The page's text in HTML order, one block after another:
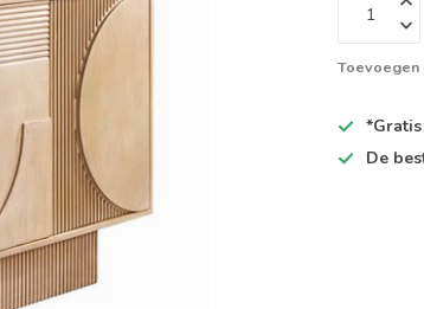
*Gratis
De